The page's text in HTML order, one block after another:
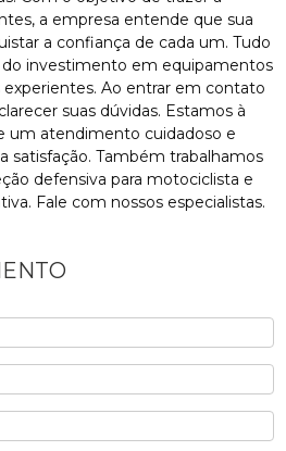
a empresa entende que sua
a confiança de cada um. Tudo
do investimento em equipamentos
Ao entrar em contato
suas dúvidas. Estamos à
um atendimento cuidadoso e
satisfação. Também trabalhamos
defensiva para motociclista e
Fale com nossos especialistas.